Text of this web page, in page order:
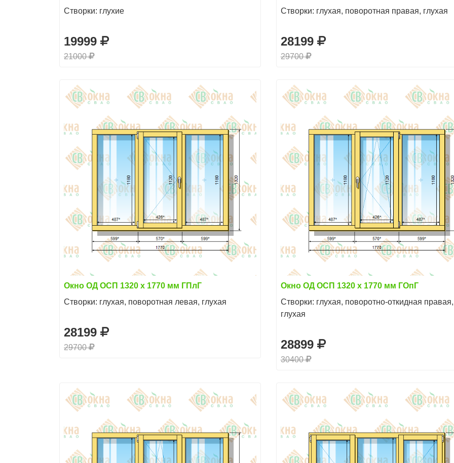
Створки: глухие
19999
21000
Створки: глухая, поворотная правая, глухая
28199
29700
Окно ОД ОСП 1320 х 1770 мм ГПлГ
Створки: глухая, поворотная левая, глухая
28199
29700
Окно ОД ОСП 1320 х 1770 мм ГОпГ
Створки: глухая, поворотно-откидная правая,
глухая
28899
30400